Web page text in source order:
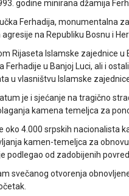
godine minirana džamija
Ferhadija, monumentalna
na Republiku Bosnu i
Rijaseta Islamske zajednice u
Ferhadije u Banjoj Luci, ali i
u vlasništvu Islamske
je i sjećanje na tragično
kamena temeljca za
oko 4.000 srpskih nacionalista
kamen-temeljca za
podlegao od zadobijenih
svečanog otvorenja